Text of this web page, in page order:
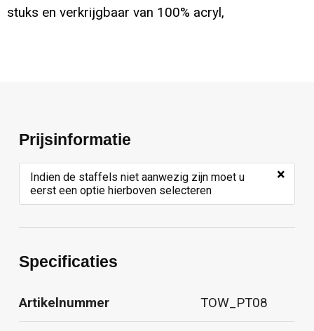
stuks en verkrijgbaar van 100% acryl,
Prijsinformatie
Indien de staffels niet aanwezig zijn moet u
eerst een optie hierboven selecteren
×
Specificaties
Artikelnummer TOW_PT08